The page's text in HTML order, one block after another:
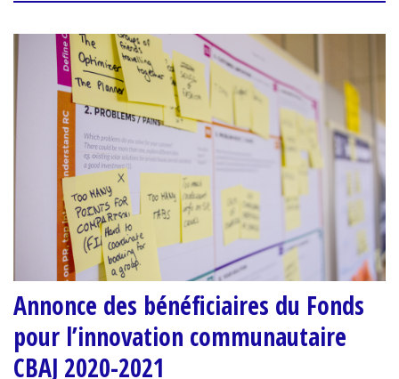
Annonce des bénéficiaires du Fonds
pour l’innovation communautaire
CBAJ 2020-2021